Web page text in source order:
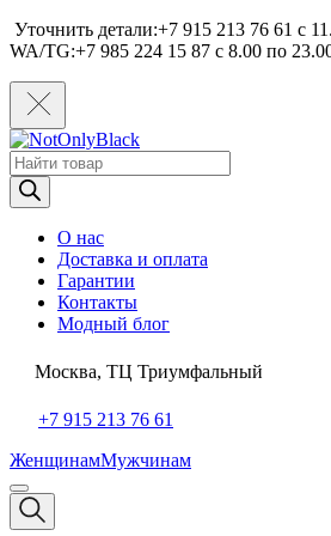
Уточнить детали:+7 915 213 76 61 c
WA/TG:+7 985 224 15 87 c 8.00 по
Поиск
товаров
О нас
Доставка и оплата
Гарантии
Контакты
Модный блог
Москва, ТЦ Триумфальный
+7 915 213 76 61
ЖенщинамМужчинам